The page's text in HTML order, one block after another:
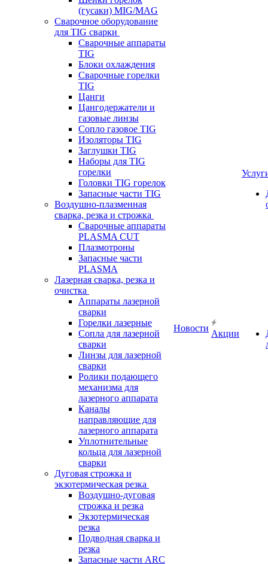
(гусаки) MIG/MAG
Сварочное оборудование
для TIG сварки
Сварочные аппараты
TIG
Блоки охлаждения
Сварочные горелки
TIG
Цанги
Цангодержатели и
газовые линзы
Сопло газовое TIG
Изоляторы TIG
Заглушки TIG
Наборы для TIG
горелки
Головки TIG горелок
Запасные части TIG
Воздушно-плазменная
сварка, резка и строжка
Сварочные аппараты
PLASMA CUT
Плазмотроны
Запасные части
PLASMA
Лазерная сварка, резка и
очистка
Аппараты лазерной
сварки
Горелки лазерные
Сопла для лазерной
сварки
Линзы для лазерной
сварки
Ролики подающего
механизма для
лазерного аппарата
Каналы
направляющие для
лазерного аппарата
Уплотнительные
кольца для лазерной
сварки
Дуговая строжка и
экзотермическая резка
Воздушно-дуговая
строжка и резка
Экзотермическая
резка
Подводная сварка и
резка
Запасные части ARC
Новости
Акции